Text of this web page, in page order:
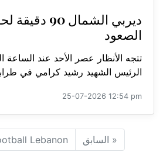
ديربي الشمال
الصعود
تتجه الأنظار عصر الأحد عند
الرئيس الشهيد رشيد كرامي في
25-07-2026 12:54 pm
« السابق Lebanon